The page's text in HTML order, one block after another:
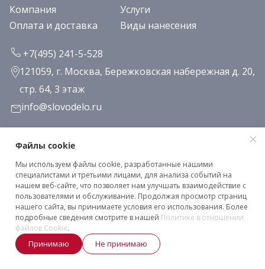
Компания
Услуги
Оплата и доставка
Виды нанесения
+7(495) 241-5-528
121059, г. Москва, Бережковская набережная д. 20,
стр. 64, 3 этаж
info@slovodelo.ru
Заказать звонок
Подписаться на рассылку
Клиентское соглашение
Политика конфиденциальности
2026 © «Словодело». Все права защищены
Файлы cookie
Мы используем файлы cookie, разработанные нашими
специалистами и третьими лицами, для анализа событий на
нашем веб-сайте, что позволяет нам улучшать взаимодействие с
пользователями и обслуживание. Продолжая просмотр страниц
нашего сайта, вы принимаете условия его использования. Более
подробные сведения смотрите в нашей Политике в отношении
файлов Cookie.
Принимаю Не принимаю